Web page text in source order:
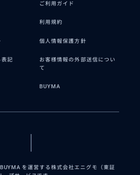
ご利用ガイド
利用規約
個人情報保護方針
記
お客様情報の外部送信につい
て
BUYMA
を運営する株式会社エニグモ（東証